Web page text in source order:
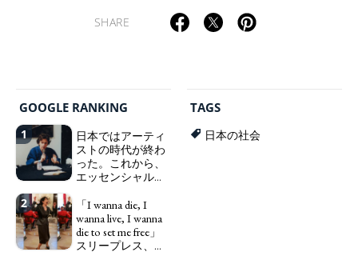
SHARE
GOOGLE RANKING
1
日本ではアーティ
ストの時代が終わ
った。これから、
エッセンシャルワ
ワーカー、ソーシ
ャルワーカーと同
じ、アートワーカ
ーになる。We have
2
「I wanna die, I
wanna live, I wanna
die to set me free」
スリープレス、セ
TAGS
日本の社会